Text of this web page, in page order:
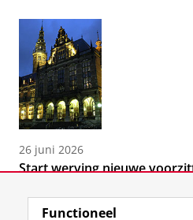
26 juni 2026
Start werving nieuwe
Functioneel